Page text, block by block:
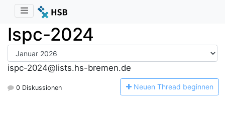
Ispc-2024
ispc-2024@lists.hs-bremen.de
0 Diskussionen Neuen Thread beginnen